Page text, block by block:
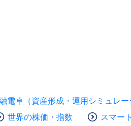
電卓（資産形成・運用シミュレー
世界の株価・指数 スマー